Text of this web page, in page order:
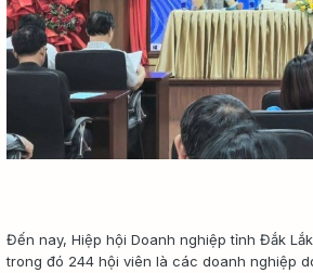
Đến nay, Hiệp hội Doanh nghiệp tỉnh Đắk
trong đó 244 hội viên là các doanh nghiệp